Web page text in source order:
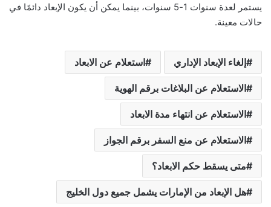
يستمر لعدة سنوات 1-5 سنوات، بينما يمكن أن يكون الإبعاد دائمًا في
حالات معينة.
إلغاء الإبعاد الإداري استعلام عن الابعاد
الاستعلام عن البلاغات برقم الهوية
الاستعلام عن انتهاء مدة الابعاد
الاستعلام عن منع السفر برقم الجواز
متى يسقط حكم الابعاد؟
هل الإبعاد من الإمارات يشمل جميع دول الخليج